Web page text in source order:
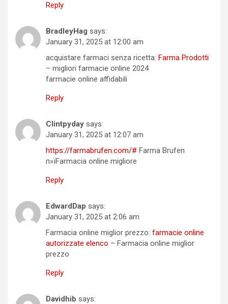
Reply
BradleyHag says:
January 31, 2025 at 12:00 am
acquistare farmaci senza ricetta: Farma Prodotti
– migliori farmacie online 2024
farmacie online affidabili
Reply
Clintpyday says:
January 31, 2025 at 12:07 am
https://farmabrufen.com/# Farma Brufen
п»їFarmacia online migliore
Reply
EdwardDap says:
January 31, 2025 at 2:06 am
Farmacia online miglior prezzo: farmacie online
autorizzate elenco – Farmacia online miglior
prezzo
Reply
Davidhib says: